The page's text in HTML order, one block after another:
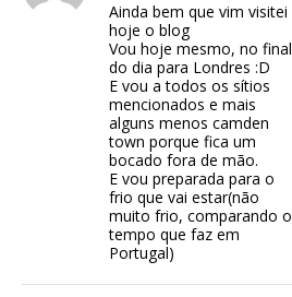
Ainda bem que vim visitei
hoje o blog
Vou hoje mesmo, no final
do dia para Londres :D
E vou a todos os sítios
mencionados e mais
alguns menos camden
town porque fica um
bocado fora de mão.
E vou preparada para o
frio que vai estar(não
muito frio, comparando o
tempo que faz em
Portugal)